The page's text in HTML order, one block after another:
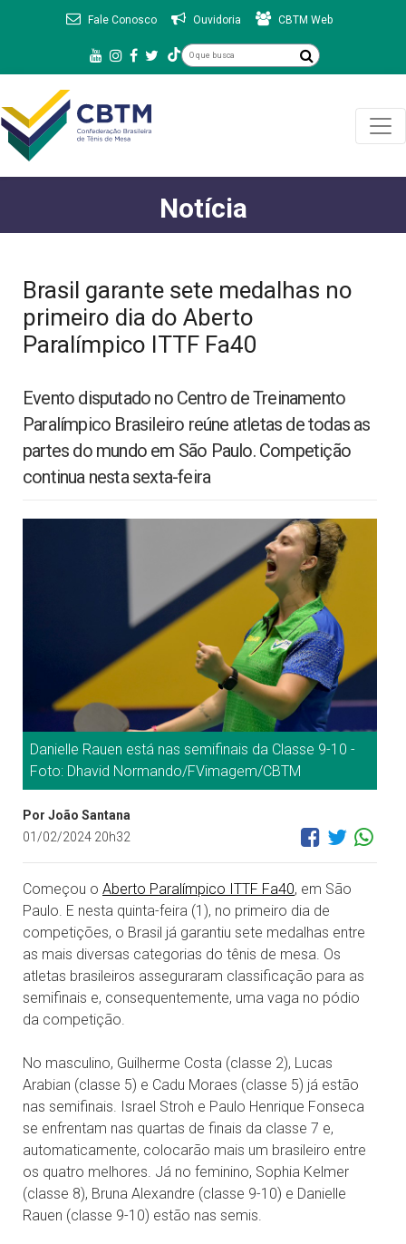
Fale Conosco Ouvidoria CBTM Web
Notícia
Brasil garante sete medalhas no
primeiro dia do Aberto
Paralímpico ITTF Fa40
Evento disputado no Centro de Treinamento
Paralímpico Brasileiro reúne atletas de todas as
partes do mundo em São Paulo. Competição
continua nesta sexta-feira
Danielle Rauen está nas semifinais da Classe 9-10 -
Foto: Dhavid Normando/FVimagem/CBTM
Por João Santana
01/02/2024 20h32
Começou o Aberto Paralímpico ITTF Fa40, em São
Paulo. E nesta quinta-feira (1), no primeiro dia de
competições, o Brasil já garantiu sete medalhas entre
as mais diversas categorias do tênis de mesa. Os
atletas brasileiros asseguraram classificação para as
semifinais e, consequentemente, uma vaga no pódio
da competição.
No masculino, Guilherme Costa (classe 2), Lucas
Arabian (classe 5) e Cadu Moraes (classe 5) já estão
nas semifinais. Israel Stroh e Paulo Henrique Fonseca
se enfrentam nas quartas de finais da classe 7 e,
automaticamente, colocarão mais um brasileiro entre
os quatro melhores. Já no feminino, Sophia Kelmer
(classe 8), Bruna Alexandre (classe 9-10) e Danielle
Rauen (classe 9-10) estão nas semis.